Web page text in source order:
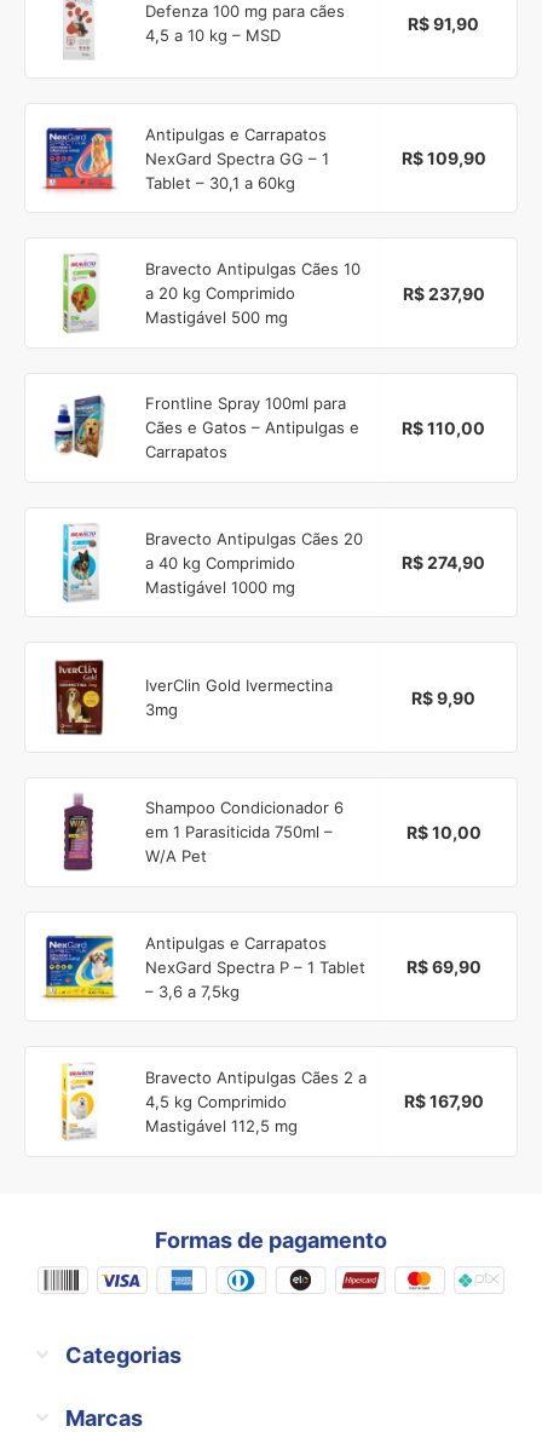
Defenza 100 mg para cães
4,5 a 10 kg – MSD
R$ 91,90
Antipulgas e Carrapatos
NexGard Spectra GG – 1
Tablet – 30,1 a 60kg
R$ 109,90
Bravecto Antipulgas Cães 10
a 20 kg Comprimido
Mastigável 500 mg
R$ 237,90
Frontline Spray 100ml para
Cães e Gatos – Antipulgas e
Carrapatos
R$ 110,00
Bravecto Antipulgas Cães 20
a 40 kg Comprimido
Mastigável 1000 mg
R$ 274,90
IverClin Gold Ivermectina
3mg
R$ 9,90
Shampoo Condicionador 6
em 1 Parasiticida 750ml –
W/A Pet
R$ 10,00
Antipulgas e Carrapatos
NexGard Spectra P – 1 Tablet
– 3,6 a 7,5kg
R$ 69,90
Bravecto Antipulgas Cães 2 a
4,5 kg Comprimido
Mastigável 112,5 mg
R$ 167,90
Formas de pagamento
Categorias
Marcas